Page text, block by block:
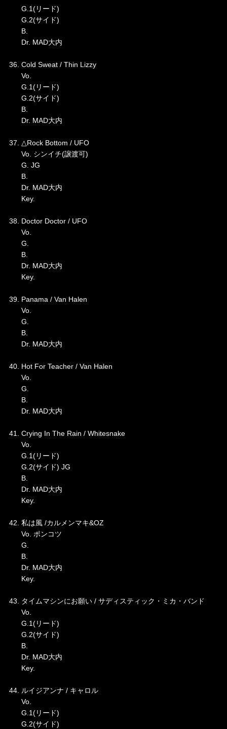
G.1(リード)
G.2(サイド)
B.
Dr. MAD大内
36. Cold Sweat / Thin Lizzy
Vo.
G.1(リード)
G.2(サイド)
B.
Dr. MAD大内
37. △Rock Bottom / UFO
Vo. シンイチ(譲渡可)
G. JG
B.
Dr. MAD大内
Key.
38. Doctor Doctor / UFO
Vo.
G.
B.
Dr. MAD大内
Key.
39. Panama / Van Halen
Vo.
G.
B.
Dr. MAD大内
40. Hot For Teacher / Van Halen
Vo.
G.
B.
Dr. MAD大内
41. Crying In The Rain / Whitesnake
Vo.
G.1(リード)
G.2(サイド) JG
B.
Dr. MAD大内
Key.
42. 私は風 /カルメンマキ&OZ
Vo. ポンコツ
G.
B.
Dr. MAD大内
Key.
43. タイムマシンにお願い / サディスティック・ミカ・バンド
Vo.
G.1(リード)
G.2(サイド)
B.
Dr. MAD大内
Key.
44. ルイジアンナ / キャロル
Vo.
G.1(リード)
G.2(サイド)